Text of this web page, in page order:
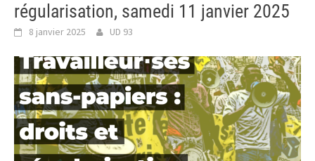
régularisation, samedi 11 janvier 2025
8 janvier 2025 UD 93